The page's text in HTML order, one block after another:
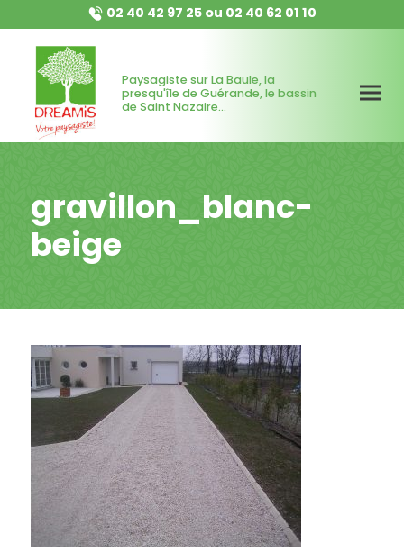
02 40 42 97 25ou 02 40 62 01 10
Paysagiste sur La Baule, la
presqu'île de Guérande, le bassin
de Saint Nazaire...
gravillon_blanc-
beige